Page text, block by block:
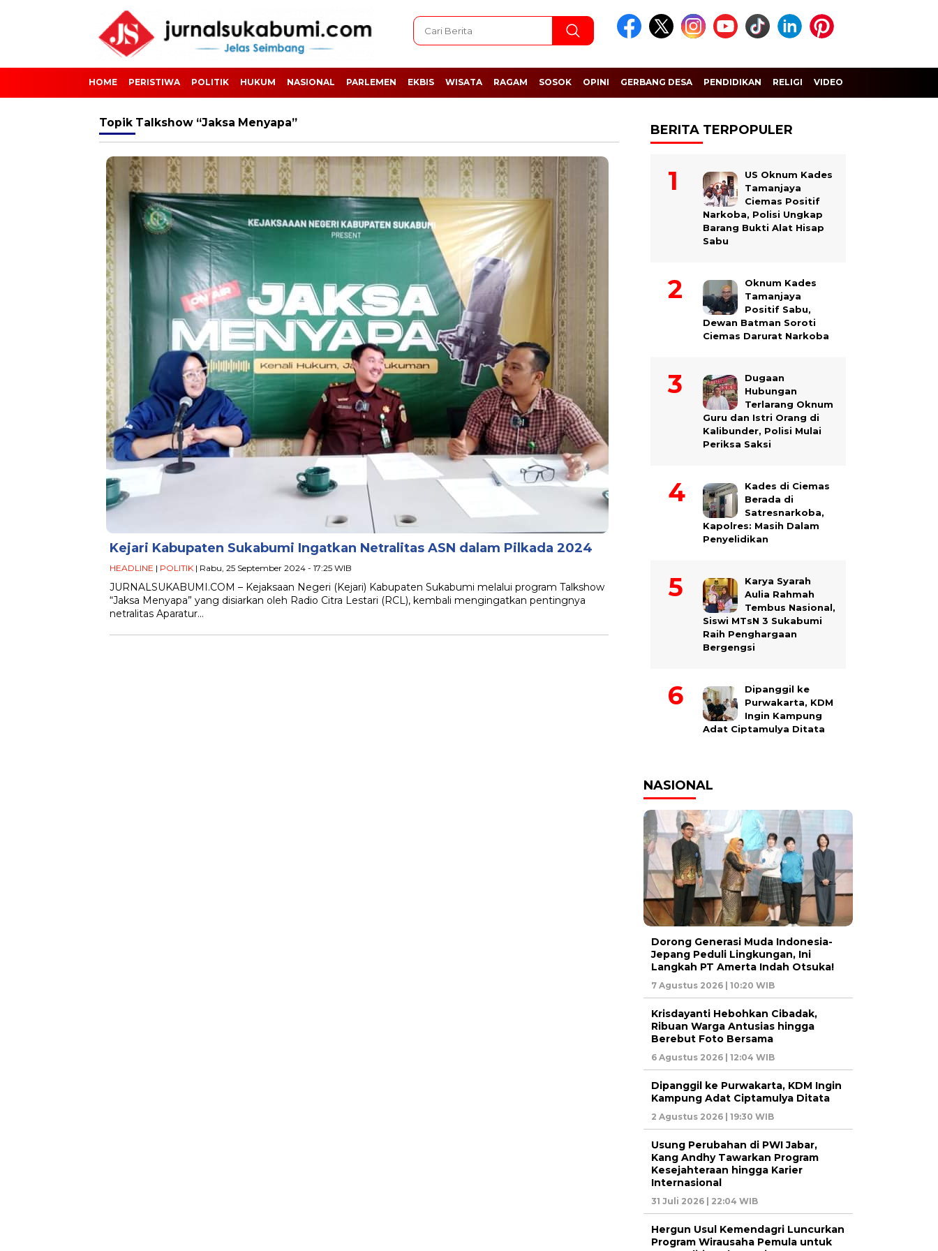
HOME PERISTIWA POLITIK HUKUM NASIONAL PARLEMEN EKBIS WISATA RAGAM SOSOK OPINI GERBANG DESA PENDIDIKAN RELIGI VIDEO
Topik Talkshow “Jaksa Menyapa”
Kejari Kabupaten Sukabumi Ingatkan Netralitas ASN dalam Pilkada 2024
HEADLINE | POLITIK | Rabu, 25 September 2024 - 17:25 WIB
JURNALSUKABUMI.COM – Kejaksaan Negeri (Kejari) Kabupaten Sukabumi melalui program Talkshow
“Jaksa Menyapa” yang disiarkan oleh Radio Citra Lestari (RCL), kembali mengingatkan pentingnya
netralitas Aparatur…
BERITA TERPOPULER
US Oknum Kades
Tamanjaya
Ciemas Positif
Narkoba, Polisi Ungkap
Barang Bukti Alat Hisap
Sabu
Oknum Kades
Tamanjaya
Positif Sabu,
Dewan Batman Soroti
Ciemas Darurat Narkoba
Dugaan
Hubungan
Terlarang Oknum
Guru dan Istri Orang di
Kalibunder, Polisi Mulai
Periksa Saksi
Kades di Ciemas
Berada di
Satresnarkoba,
Kapolres: Masih Dalam
Penyelidikan
Karya Syarah
Aulia Rahmah
Tembus Nasional,
Siswi MTsN 3 Sukabumi
Raih Penghargaan
Bergengsi
Dipanggil ke
Purwakarta, KDM
Ingin Kampung
Adat Ciptamulya Ditata
NASIONAL
Dorong Generasi Muda Indonesia-
Jepang Peduli Lingkungan, Ini
Langkah PT Amerta Indah Otsuka!
7 Agustus 2026 | 10:20 WIB
Krisdayanti Hebohkan Cibadak,
Ribuan Warga Antusias hingga
Berebut Foto Bersama
6 Agustus 2026 | 12:04 WIB
Dipanggil ke Purwakarta, KDM Ingin
Kampung Adat Ciptamulya Ditata
2 Agustus 2026 | 19:30 WIB
Usung Perubahan di PWI Jabar,
Kang Andhy Tawarkan Program
Kesejahteraan hingga Karier
Internasional
31 Juli 2026 | 22:04 WIB
Hergun Usul Kemendagri Luncurkan
Program Wirausaha Pemula untuk